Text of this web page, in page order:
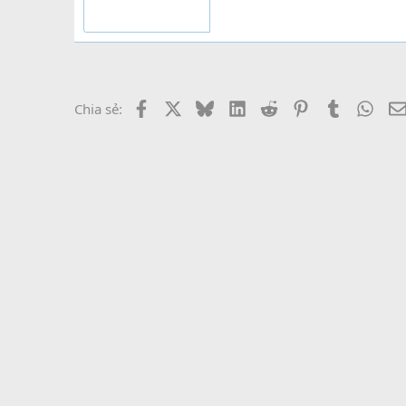
Chia sẻ: Facebook BlueskyLinkedIn
Reddit PinterestTumblr